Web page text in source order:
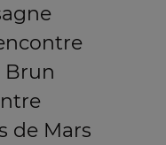
Brun
de Mars